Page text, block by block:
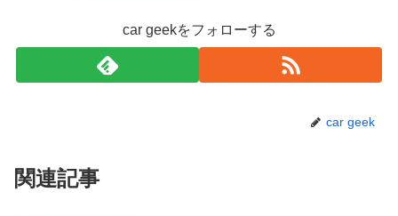
car geekをフォローする
car geek
関連記事